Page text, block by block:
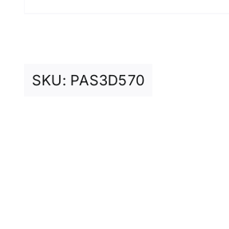
SKU: PAS3D570